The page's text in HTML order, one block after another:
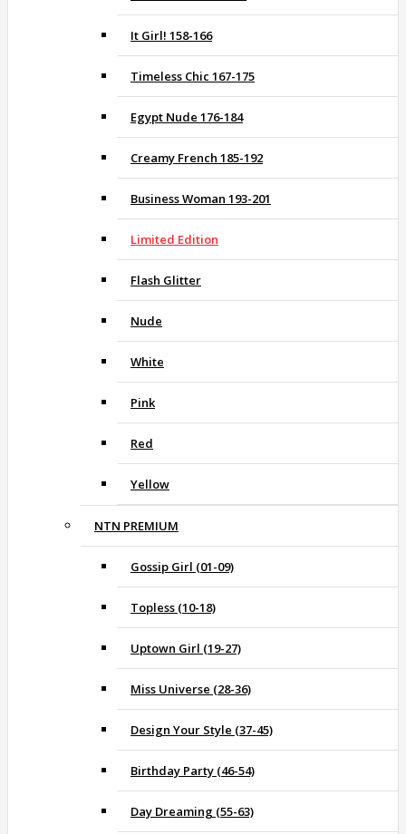
It Girl! 158-166
Timeless Chic 167-175
Egypt Nude 176-184
Creamy French 185-192
Business Woman 193-201
Limited Edition
Flash Glitter
Nude
White
Pink
Red
Yellow
NTN PREMIUM
Gossip Girl (01-09)
Topless (10-18)
Uptown Girl (19-27)
Miss Universe (28-36)
Design Your Style (37-45)
Birthday Party (46-54)
Day Dreaming (55-63)